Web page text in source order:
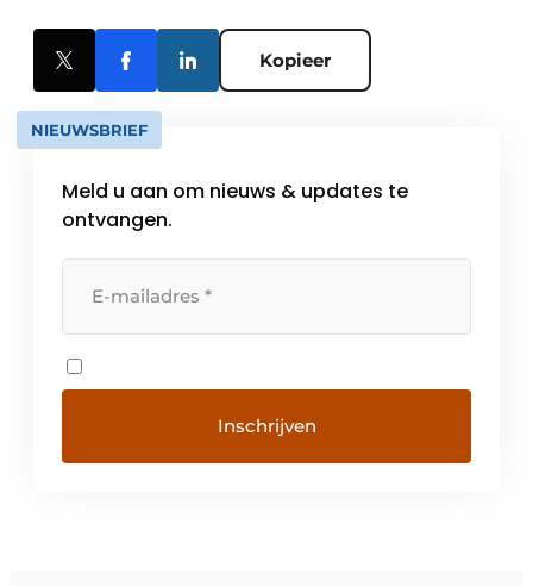
Kopieer
NIEUWSBRIEF
Meld u aan om nieuws & updates te
ontvangen.